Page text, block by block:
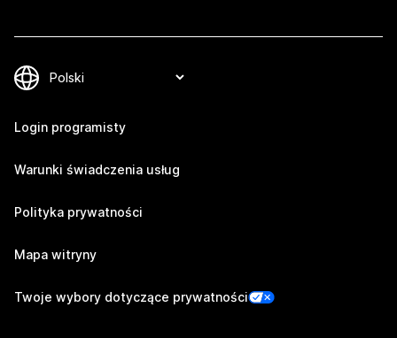
Login programisty
Warunki świadczenia usług
Polityka prywatności
Mapa witryny
Twoje wybory dotyczące prywatności